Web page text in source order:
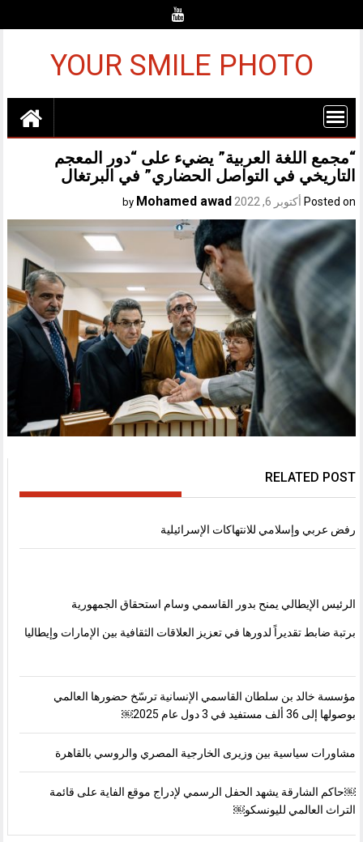
YOUR SMILE PHOTO
“مجمع اللغة العربية” يضيء على “دور المعجم
التاريخي في التواصل الحضاري” في البرتغال
Posted on أكتوبر 6, 2022 Mohamed awad
RELATED POST
رفض عربي وإسلامي للانتهاكات الإسرائيلية
الرئيس الإيطالي يمنح بدور القاسمي وسام استحقاق الجمهورية
برتبة ضابط تقديراً لدورها في تعزيز العلاقات الثقافية بين الإمارات وإيطاليا
مؤسسة خالد بن سلطان القاسمي الإنسانية ترسّخ حضورها العالمي
بوصولها إلى 36 ألف مستفيد في 3 دول عام 2025￼
مشاورات سياسية بين وزيرى الخارجية المصري والروسي بالقاهرة
￼حاكم الشارقة يشهد الحفل الرسمي لإدراج موقع الفاية على قائمة
التراث العالمي لليونسكو￼